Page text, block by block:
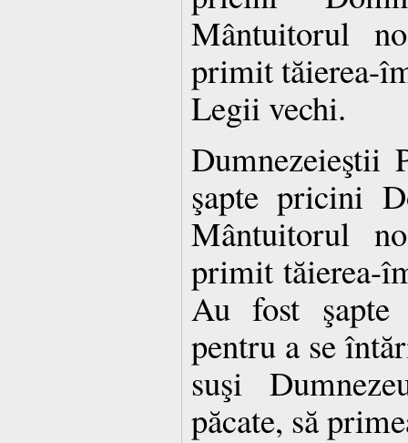
Mântuitorul
primit tăierea-
Legii vechi.
Dumnezeieştii
şapte pricini
Mântuitorul
primit tăierea-
Au fost şapte
pentru a se
suşi
păcate, să